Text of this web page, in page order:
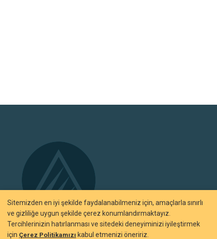
BIZI TANIYIN
Sitemizden en iyi şekilde faydalanabilmeniz için, amaçlarla sınırlı
ve gizliliğe uygun şekilde çerez konumlandırmaktayız.
Tercihlerinizin hatırlanması ve sitedeki deneyiminizi iyileştirmek
için Çerez Politikamızı kabul etmenizi öneririz.